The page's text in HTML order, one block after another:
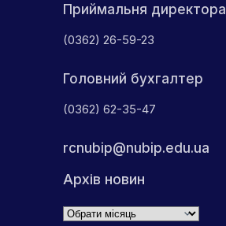
Приймальня директора
(0362) 26-59-23
Головний бухгалтер
(0362) 62-35-47
rcnubip@nubip.edu.ua
Архів новин
Архіви